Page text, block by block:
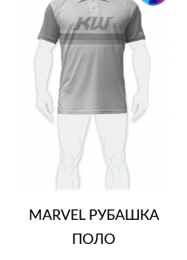
MARVEL РУБАШКА
ПОЛО